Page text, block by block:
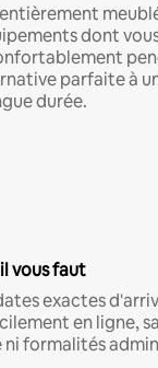
dont
parfaite à
durée.
vous faut
exactes
en ligne,
formalités